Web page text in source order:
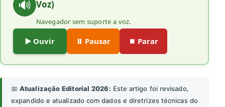
🔊 Voz)
Navegador sem suporte a voz.
▶️ Ouvir ⏸️ Pausar ⏹️ Parar
📅Atualização Editorial 2026: Este artigo foi revisado,
expandido e atualizado com dados e diretrizes técnicas do